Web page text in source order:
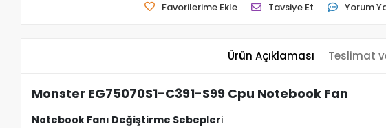
Favorilerime Ekle Tavsiye Et Yorum
Ürün Açıklaması Teslimat
Monster EG75070S1-C391-S99 Cpu Notebook Fan
Notebook Fanı Değiştirme Sebepleri